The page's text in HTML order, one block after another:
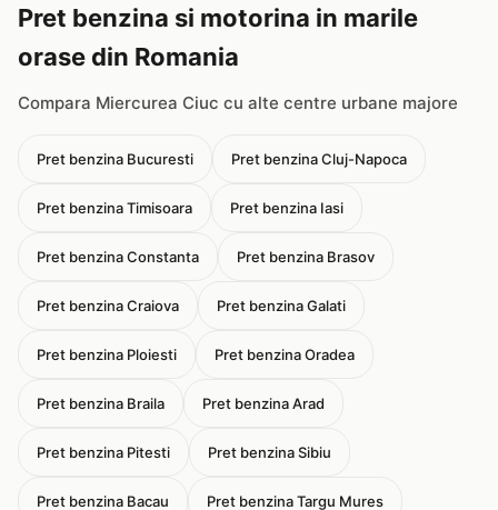
Pret benzina si motorina in marile
orase din Romania
Compara Miercurea Ciuc cu alte centre urbane majore
Pret benzina Bucuresti Pret benzina Cluj-Napoca
Pret benzina Timisoara Pret benzina Iasi
Pret benzina Constanta Pret benzina Brasov
Pret benzina Craiova Pret benzina Galati
Pret benzina Ploiesti Pret benzina Oradea
Pret benzina Braila Pret benzina Arad
Pret benzina Pitesti Pret benzina Sibiu
Pret benzina Bacau Pret benzina Targu Mures